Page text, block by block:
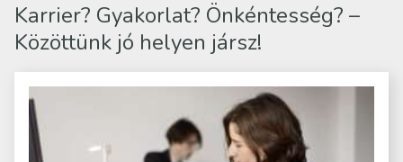
Karrier? Gyakorlat? Önkéntesség? –
Közöttünk jó helyen jársz!